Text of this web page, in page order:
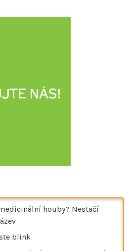
houby? Nestačí
blink